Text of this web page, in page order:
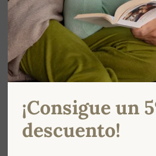
ENVIAR
Ofrecemos 100% cachemira
¡Consigue un
descuento!